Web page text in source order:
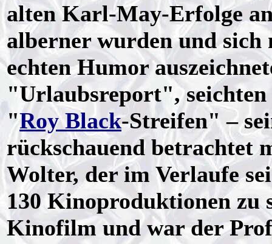
alten Karl-May-Erfolge
alberner wurden und
echten Humor
"Urlaubsreport",
"Roy Black-Streifen" –
rückschauend betrachtet
Wolter, der im Verlaufe
130 Kinoproduktionen zu
Kinofilm und war der